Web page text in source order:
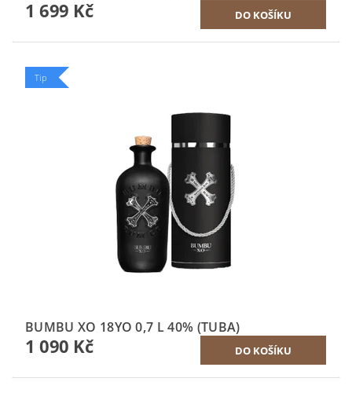
1 699 Kč
Tip
BUMBU XO 18YO 0,7 L 40% (TUBA)
1 090 Kč